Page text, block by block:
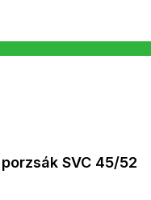
SVC 45/52